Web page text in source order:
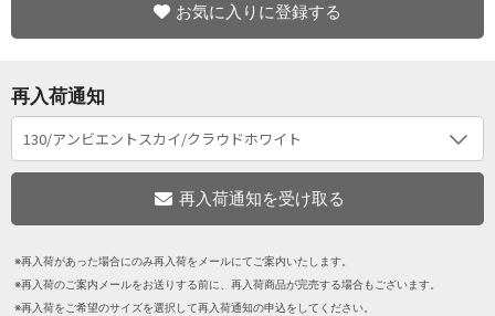
お気に入りに登録する
再入荷通知
※再入荷があった場合にのみ再入荷をメールにてご案内いたします。
※再入荷のご案内メールをお送りする前に、再入荷商品が完売する場合もございます。
※再入荷をご希望のサイズを選択して再入荷通知の申込をしてください。